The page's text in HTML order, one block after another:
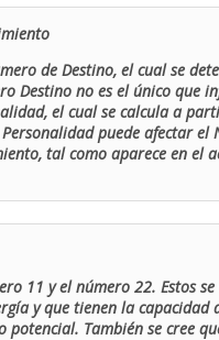
de Destino, el cual se
Destino no es el único que
el cual se calcula a
puede afectar el
tal como aparece en el
11 y el número 22. Estos
y que tienen la capacidad
potencial. También se cree